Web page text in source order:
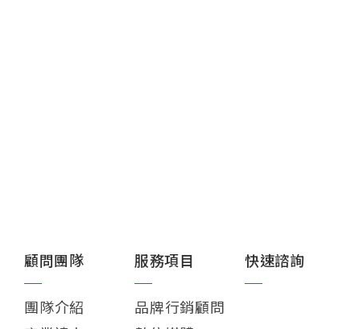
顧問團隊
團隊介紹
服務項目
品牌行銷顧問
快速諮詢